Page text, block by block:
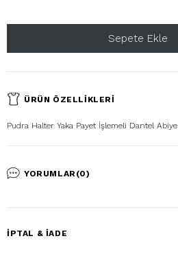
ÜRÜN ÖZELLIKLERI
Pudra Halter Yaka Payet İşlemeli Dantel Abiye
YORUMLAR (0)
İPTAL & İADE